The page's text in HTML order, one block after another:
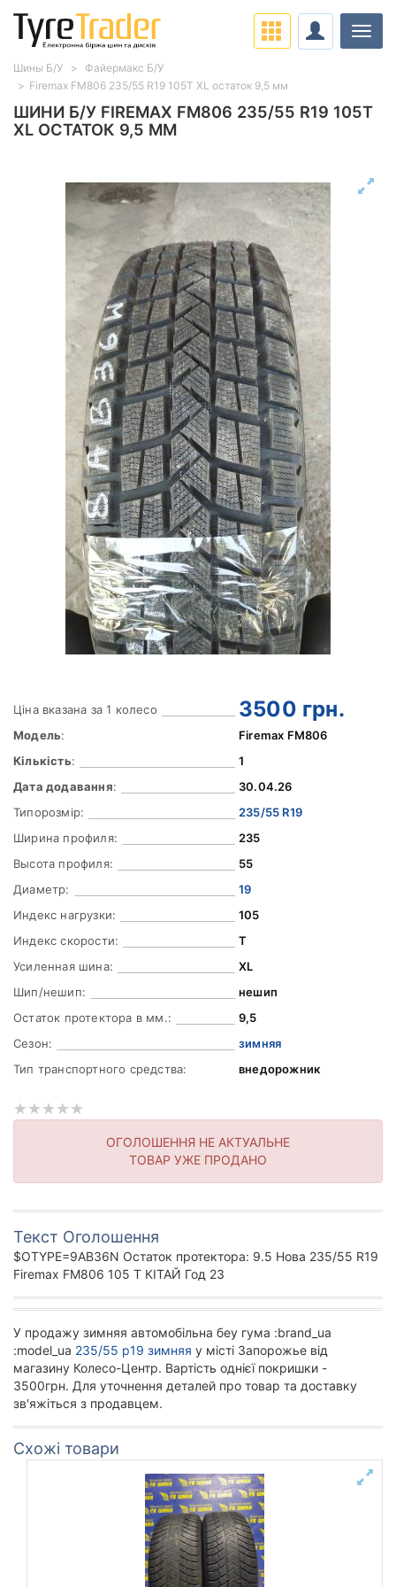
ШИНИ Б/У FIREMAX FM806 235/55 R19 105T
XL ОСТАТОК 9,5 ММ
Ціна вказана за 1 колесо 3500 грн.
Модель:
Firemax FM806
Кількість:
1
Дата додавання:
30.04.26
Типорозмір:
235/55 R19
Ширина профиля:
235
Высота профиля:
55
Диаметр:
19
Индекс нагрузки:
105
Индекс скорости:
T
Усиленная шина:
XL
Шип/нешип:
нешип
Остаток протектора в мм.:
9,5
Сезон:
зимняя
Тип транспортного средства:
внедорожник
ОГОЛОШЕННЯ НЕ АКТУАЛЬНЕ
ТОВАР УЖЕ ПРОДАНО
Текст Оголошення
$OTYPE=9AB36N Остаток протектора: 9.5 Нова 235/55 R19
Firemax FM806 105 T КІТАЙ Год 23
У продажу зимняя автомобільна беу гума :brand_ua
:model_ua 235/55 р19 зимняя у місті Запорожье від
магазину Колесо-Центр. Вартість однієї покришки -
3500грн. Для уточнення деталей про товар та доставку
зв'яжіться з продавцем.
Схожі товари
Шины Б/У
Файермакс Б/У
Firemax FM806 235/55 R19 105T XL остаток 9,5 мм